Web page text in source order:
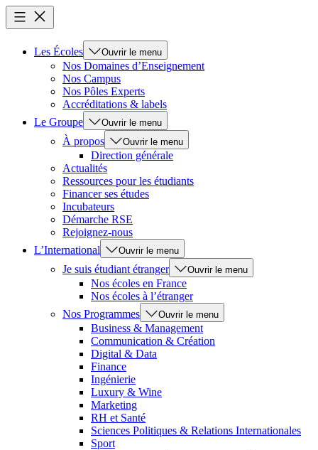
Les Écoles Ouvrir le menu
Nos Domaines d’Enseignement
Nos Campus
Nos Pôles Experts
Accréditations & labels
Le Groupe
Ouvrir le menu
À propos Ouvrir le menu
Direction générale
Actualités
Ressources pour les étudiants
Financer ses études
Incubateurs
Démarche RSE
Rejoignez-nous
L’International
Ouvrir le menu
Je suis étudiant étranger Ouvrir le menu
Nos écoles en France
Nos écoles à l’étranger
Nos Programmes
Ouvrir le menu
Business & Management
Communication & Création
Digital & Data
Finance
Ingénierie
Luxury & Wine
Marketing
RH et Santé
Sciences Politiques & Relations Internationales
Sport